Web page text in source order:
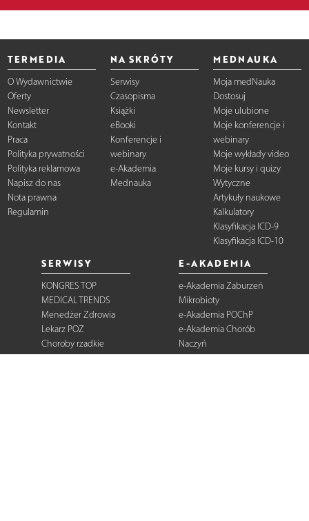
TERMEDIA
O Wydawnictwie
Oferty
Newsletter
Kontakt
Praca
Polityka prywatności
Polityka reklamowa
Napisz do nas
Nota prawna
Regulamin
NA SKRÓTY
Serwisy
Czasopisma
Książki
eBooki
Konferencje i
webinary
e-Akademia
Mednauka
MEDNAUKA
Moja medNauka
Dostosuj
Moje ulubione
Moje konferencje i
webinary
Moje wykłady video
Moje kursy i quizy
Wytyczne
Artykuły naukowe
Kalkulatory
Klasyfikacja ICD-9
Klasyfikacja ICD-10
SERWISY
KONGRES TOP
MEDICAL TRENDS
Menedżer Zdrowia
Lekarz POZ
Choroby rzadkie
Dermatologia
E-AKADEMIA
e-Akademia Zaburzeń
Mikrobioty
e-Akademia POChP
e-Akademia Chorób
Naczyń